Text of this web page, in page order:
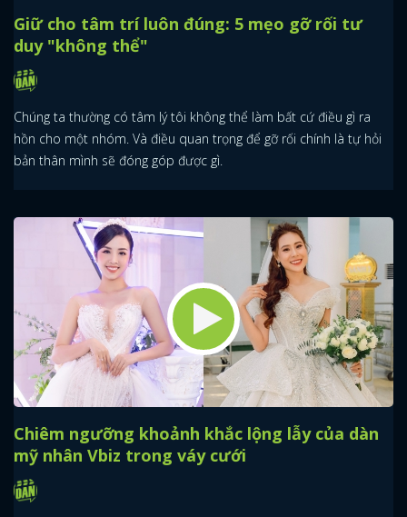
Giữ cho tâm trí luôn đúng: 5 mẹo gỡ rối tư
duy "không thể"
Chúng ta thường có tâm lý tôi không thể làm bất cứ điều gì ra
hồn cho một nhóm. Và điều quan trọng để gỡ rối chính là tự hỏi
bản thân mình sẽ đóng góp được gì.
Chiêm ngưỡng khoảnh khắc lộng lẫy của dàn
mỹ nhân Vbiz trong váy cưới